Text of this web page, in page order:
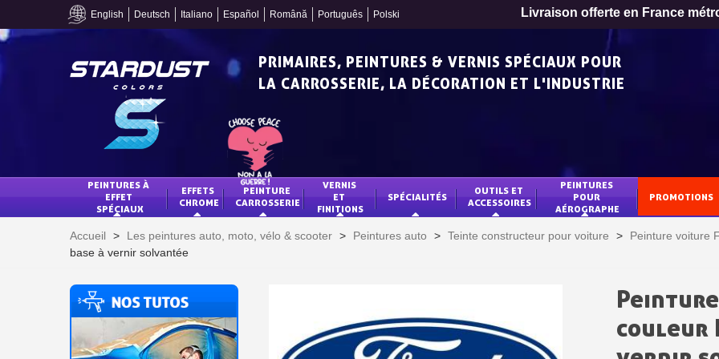
English Deutsch Italiano Español Română Português Polski Livraison offerte en France
Inscription à la
Livraison sous 24
PRIMAIRES, PEINTURES & VERNIS SPÉCIAUX POUR
LA CARROSSERIE, LA DÉCORATION ET L'INDUSTRIE
PEINTURES À
EFFET
SPÉCIAUX
EFFETS
CHROME
PEINTURE
CARROSSERIE
VERNIS
ET
FINITIONS
SPÉCIALITÉS
OUTILS ET
ACCESSOIRES
PEINTURES
POUR
AÉROGRAPHE
PROMOTIONS
Accueil > Les peintures auto, moto, vélo & scooter > Peintures auto > Teinte constructeur pour voiture > Peinture voiture
base à vernir solvantée
couleur